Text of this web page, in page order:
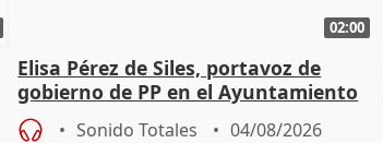
02:00
Elisa Pérez de Siles, portavoz de
gobierno de PP en el Ayuntamiento
de Málaga, deja la política
Sonido Totales 04/08/2026